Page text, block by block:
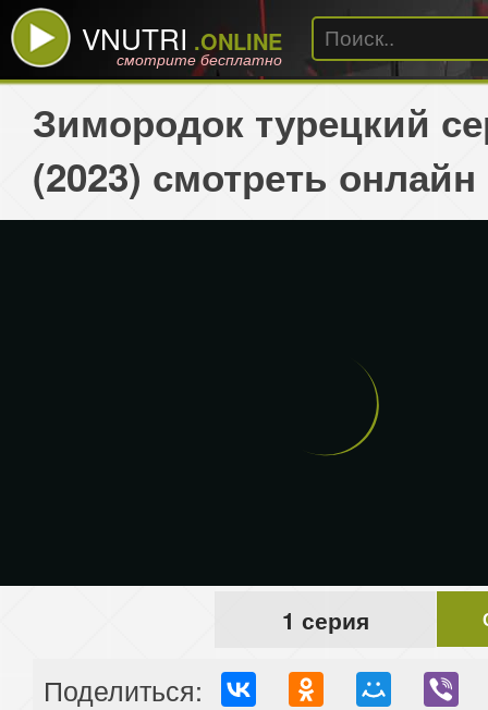
VNUTRI .ONLINE
смотрите бесплатно
Зимородок турецкий
(2023) смотреть онлайн
1 серия
Поделиться: